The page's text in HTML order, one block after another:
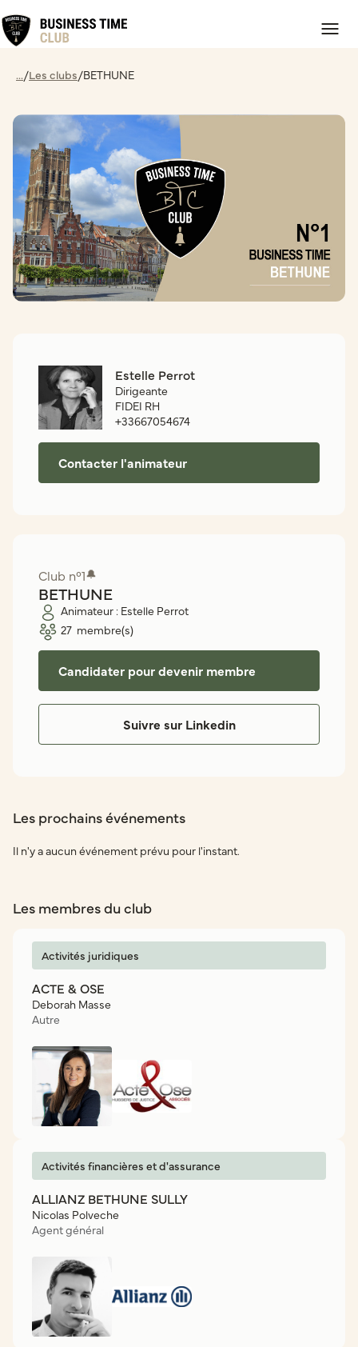
.../Les clubs/BETHUNE
Estelle Perrot
Dirigeante
FIDEI RH
+33667054674
Contacter l'animateur
Club n°1🔔
BETHUNE
Animateur : Estelle Perrot
27 membre(s)
Candidater pour devenir membre
Suivre sur Linkedin
Les prochains événements
Il n'y a aucun événement prévu pour l'instant.
Les membres du club
Activités juridiques
ACTE & OSE
Deborah Masse
Autre
Activités financières et d'assurance
ALLIANZ BETHUNE SULLY
Nicolas Polveche
Agent général